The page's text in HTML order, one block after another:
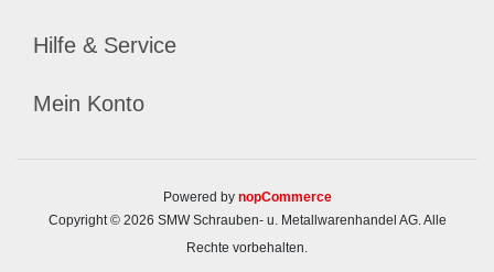
Hilfe & Service
Mein Konto
Powered by nopCommerce
Copyright © 2026 SMW Schrauben- u. Metallwarenhandel AG. Alle
Rechte vorbehalten.